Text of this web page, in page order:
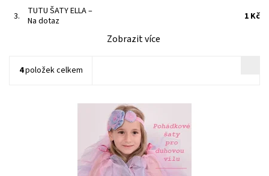
3. TUTU ŠATY ELLA–
Na dotaz
1 Kč
Zobrazit více
4položek celkem
Dětské karnevalové vílí TUTU šaty Dětské rozevláté duhové šaty
pro vílu. Růžovo-bleděmodro-fialkové šaty mají dlouhou
nadýchanou TUTU sukni přišitou ke stříbrnému topu s korunkou.
Šaty se zavazují na saténová ramínka, na kterých jsou navázány
tylové pásky. Šaty jsou podšité bleděmodrou...